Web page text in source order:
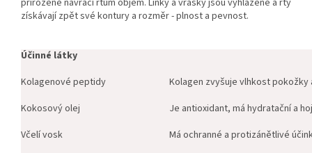
přirozeně navrací rtům objem. Linky a vrásky jsou vyhlazené a rty
získávají zpět své kontury a rozměr - plnost a pevnost.
Účinné látky
Kolagenové peptidy
Kolagen zvyšuje vlhkost pokožky
Kokosový olej
Je antioxidant, má hydratační a
Včelí vosk
Má ochranné a protizánětlivé